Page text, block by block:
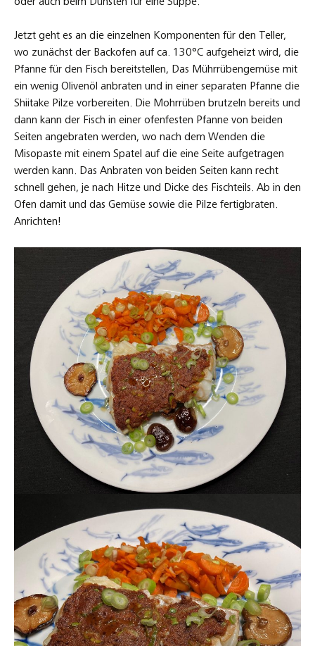
Jetzt geht es an die einzelnen Komponenten für den Teller,
wo zunächst der Backofen auf ca. 130°C aufgeheizt wird, die
Pfanne für den Fisch bereitstellen, Das Mührrübengemüse mit
ein wenig Olivenöl anbraten und in einer separaten Pfanne die
Shiitake Pilze vorbereiten. Die Mohrrüben brutzeln bereits und
dann kann der Fisch in einer ofenfesten Pfanne von beiden
Seiten angebraten werden, wo nach dem Wenden die
Misopaste mit einem Spatel auf die eine Seite aufgetragen
werden kann. Das Anbraten von beiden Seiten kann recht
schnell gehen, je nach Hitze und Dicke des Fischteils. Ab in den
Ofen damit und das Gemüse sowie die Pilze fertigbraten.
Anrichten!